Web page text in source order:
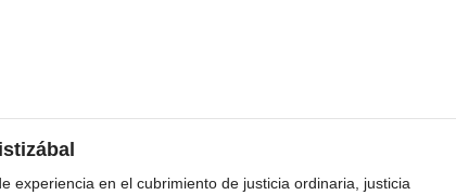
experiencia en el cubrimiento de justicia ordinaria, justicia